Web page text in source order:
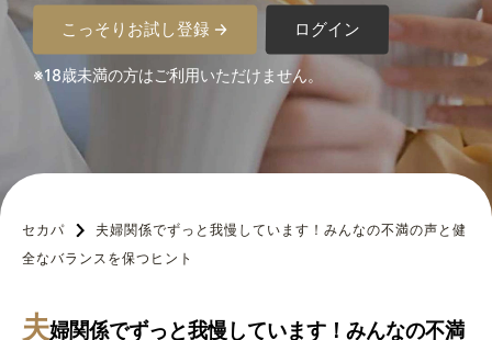
こっそりお試し登録 → ログイン
※18歳未満の方はご利用いただけません。
セカパ
夫婦関係でずっと我慢しています！みんなの不満の声と健
全なバランスを保つヒント
夫婦関係でずっと我慢しています！みんなの不満